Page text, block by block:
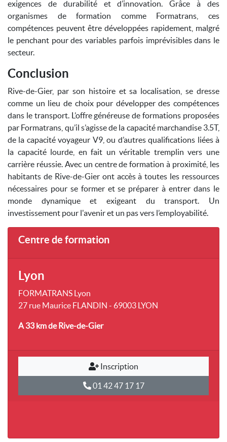
exigences de durabilité et d’innovation. Grâce à des
organismes de formation comme Formatrans, ces
compétences peuvent être développées rapidement, malgré
le penchant pour des variables parfois imprévisibles dans le
secteur.
Conclusion
Rive-de-Gier, par son histoire et sa localisation, se dresse
comme un lieu de choix pour développer des compétences
dans le transport. L’offre généreuse de formations proposées
par Formatrans, qu’il s’agisse de la capacité marchandise 3.5T,
de la capacité voyageur V9, ou d’autres qualifications liées à
la capacité lourde, en fait un véritable tremplin vers une
carrière réussie. Avec un centre de formation à proximité, les
habitants de Rive-de-Gier ont accès à toutes les ressources
nécessaires pour se former et se préparer à entrer dans le
monde dynamique et exigeant du transport. Un
investissement pour l'avenir et un pas vers l’employabilité.
Centre de formation
Lyon
FORMATRANS Lyon
27 rue Maurice FLANDIN - 69003 LYON
A 33 kmde Rive-de-Gier
Inscription
01 42 47 17 17